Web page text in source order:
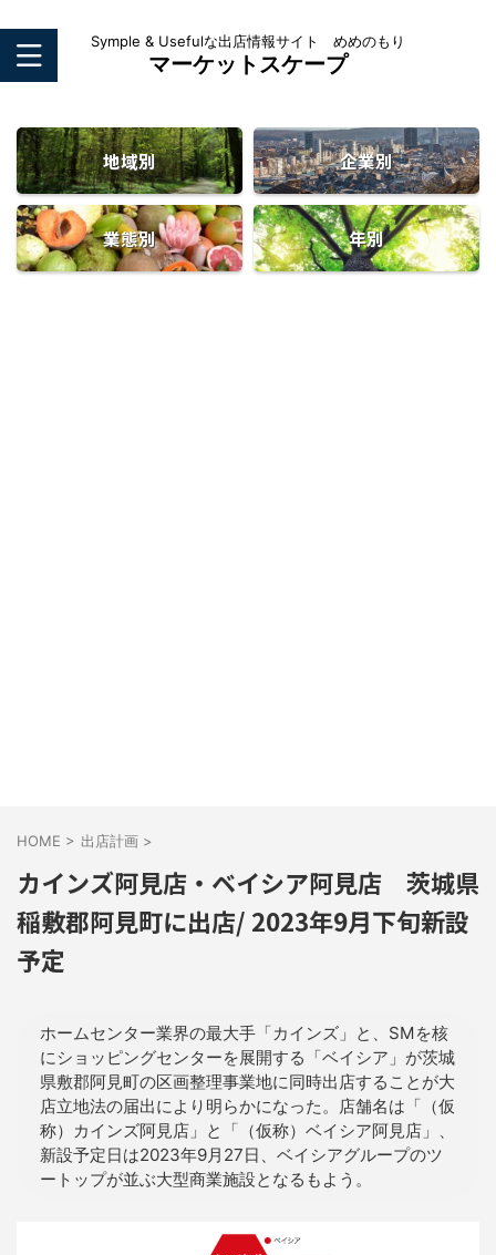
Symple & Usefulな出店情報サイト めめのもり
マーケットスケープ
地域別 企業別
業態別 年別
HOME > 出店計画 >
カインズ阿見店・ベイシア阿見店 茨城県
稲敷郡阿見町に出店/ 2023年9月下旬新設
予定
ホームセンター業界の最大手「カインズ」と、SMを核
にショッピングセンターを展開する「ベイシア」が茨城
県敷郡阿見町の区画整理事業地に同時出店することが大
店立地法の届出により明らかになった。店舗名は「（仮
称）カインズ阿見店」と「（仮称）ベイシア阿見店」、
新設予定日は2023年9月27日、ベイシアグループのツ
ートップが並ぶ大型商業施設となるもよう。